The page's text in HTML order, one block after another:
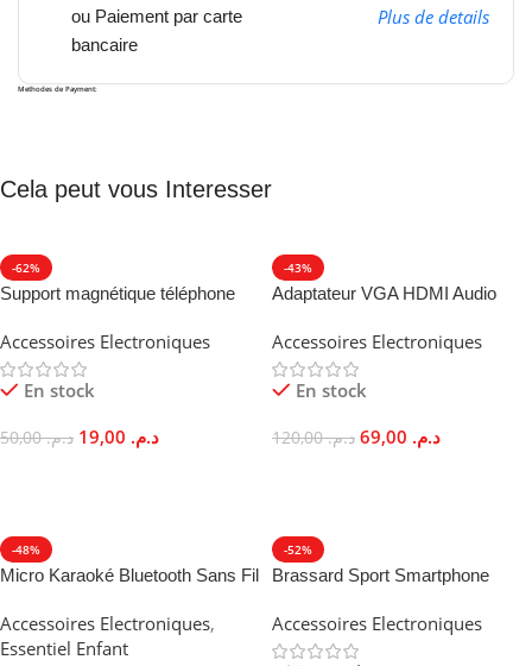
ou Paiement par carte
bancaire
Plus de details
Methodes de Payment:
Cela peut vous Interesser
-62%
Support magnétique téléphone
Accessoires Electroniques
En stock
د.م.50,00 د.م.
-43%
Adaptateur VGA HDMI Audio
TV
Accessoires Electroniques
En stock
د.م.120,00 د.م.
-48%
Micro Karaoké Bluetooth Sans Fil
Accessoires Electroniques,
Essentiel Enfant
-52%
Brassard Sport Smartphone
Confortable Poche Clé
Accessoires Electroniques